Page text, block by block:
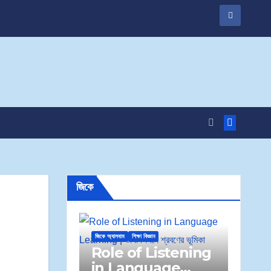
জিকে
জিকে অ্যালবাম শিক্ষা বিজ্ঞান
Role of Listening